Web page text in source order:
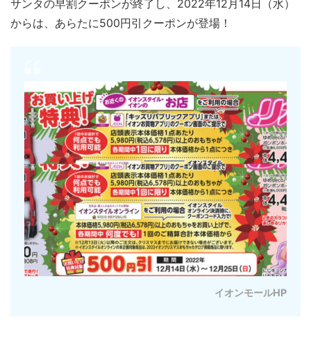
サンタの早割クーポンが終了し、2022年12月14日（水）
からは、あらたに500円引クーポンが登場！
イオンモールHP